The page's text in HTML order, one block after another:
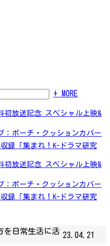
+ MORE
初放送記念 スペシャル上映&
：ポーチ・クッションカバー
録「集まれ！K-ドラマ研究
初放送記念 スペシャル上映&
：ポーチ・クッションカバー
録「集まれ！K-ドラマ研究
を日常生活に活 23.04.21